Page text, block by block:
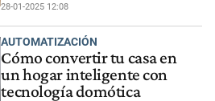
28-01-2025 12:08
AUTOMATIZACIÓN
Cómo convertir tu casa en
un hogar inteligente con
tecnología domótica